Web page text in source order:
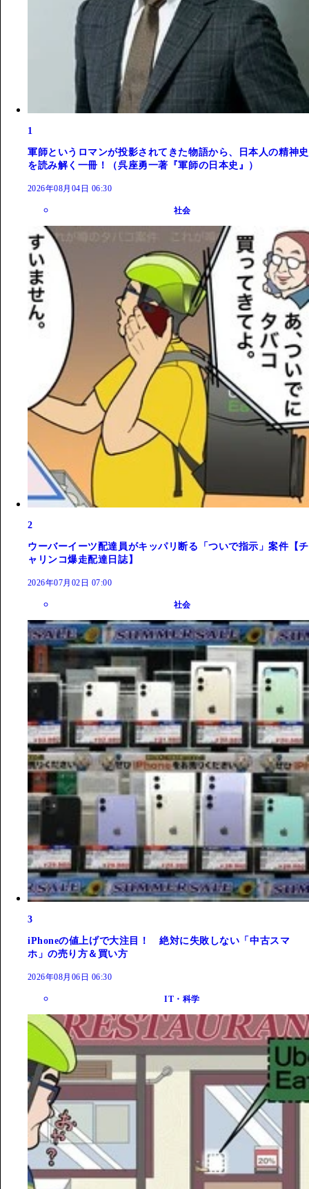
1
軍師というロマンが投影されてきた物語から、日本人の精神史
を読み解く一冊！（呉座勇一著『軍師の日本史』）
2026年08月04日 06:30
社会
2
ウーバーイーツ配達員がキッパリ断る「ついで指示」案件【チ
ャリンコ爆走配達日誌】
2026年07月02日 07:00
社会
3
iPhoneの値上げで大注目！ 絶対に失敗しない「中古スマ
ホ」の売り方＆買い方
2026年08月06日 06:30
IT・科学